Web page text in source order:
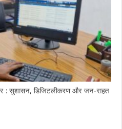
: सुशासन, डिजिटलीकरण और जन-राहत